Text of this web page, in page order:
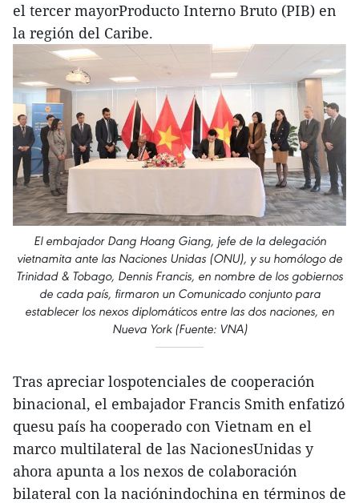
el tercer mayorProducto Interno Bruto (PIB) en
la región del Caribe.
El embajador Dang Hoang Giang, jefe de la delegación
vietnamita ante las Naciones Unidas (ONU), y su homólogo de
Trinidad & Tobago, Dennis Francis, en nombre de los gobiernos
de cada país, firmaron un Comunicado conjunto para
establecer los nexos diplomáticos entre las dos naciones, en
Nueva York (Fuente: VNA)
Tras apreciar lospotenciales de cooperación
binacional, el embajador Francis Smith enfatizó
quesu país ha cooperado con Vietnam en el
marco multilateral de las NacionesUnidas y
ahora apunta a los nexos de colaboración
bilateral con la naciónindochina en términos de